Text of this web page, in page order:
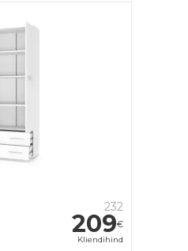
232
209€
Kliendihind